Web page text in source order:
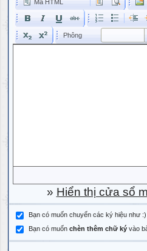
Mã HTML
Phông Phông
» Hiển thị cửa sổ
Bạn có muốn chuyển các ký hiệu như
Bạn có muốn chèn thêm chữ ký vào